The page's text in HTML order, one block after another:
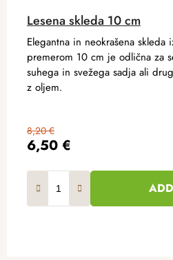
Lesena skleda 10 cm
6,50 €
8,20 €
Elegantna in neokrašena skleda
premerom 10 cm je odlična za
suhega in svežega sadja ali
z oljem.